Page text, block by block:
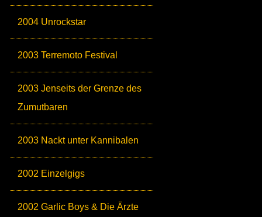
2004 Unrockstar
2003 Terremoto Festival
2003 Jenseits der Grenze des
Zumutbaren
2003 Nackt unter Kannibalen
2002 Einzelgigs
2002 Garlic Boys & Die Ärzte